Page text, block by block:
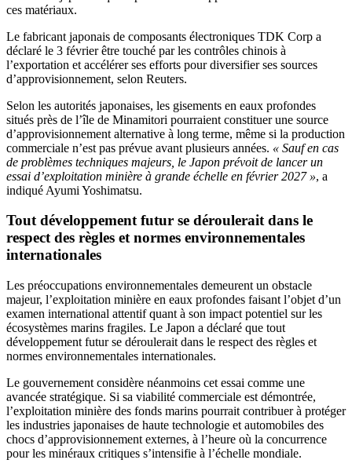
ces matériaux.
Le fabricant japonais de composants électroniques TDK Corp a
déclaré le 3 février être touché par les contrôles chinois à
l’exportation et accélérer ses efforts pour diversifier ses sources
d’approvisionnement, selon Reuters.
Selon les autorités japonaises, les gisements en eaux profondes
situés près de l’île de Minamitori pourraient constituer une source
d’approvisionnement alternative à long terme, même si la production
commerciale n’est pas prévue avant plusieurs années. « Sauf en cas
de problèmes techniques majeurs, le Japon prévoit de lancer un
essai d’exploitation minière à grande échelle en février 2027 », a
indiqué Ayumi Yoshimatsu.
Tout développement futur se déroulerait dans le
respect des règles et normes environnementales
internationales
Les préoccupations environnementales demeurent un obstacle
majeur, l’exploitation minière en eaux profondes faisant l’objet d’un
examen international attentif quant à son impact potentiel sur les
écosystèmes marins fragiles. Le Japon a déclaré que tout
développement futur se déroulerait dans le respect des règles et
normes environnementales internationales.
Le gouvernement considère néanmoins cet essai comme une
avancée stratégique. Si sa viabilité commerciale est démontrée,
l’exploitation minière des fonds marins pourrait contribuer à protéger
les industries japonaises de haute technologie et automobiles des
chocs d’approvisionnement externes, à l’heure où la concurrence
pour les minéraux critiques s’intensifie à l’échelle mondiale.